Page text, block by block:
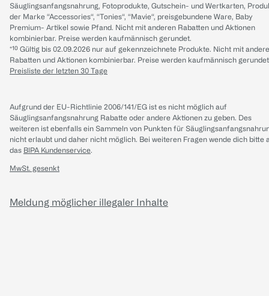
Säuglingsanfangsnahrung, Fotoprodukte, Gutschein- und Wertkarten,
der Marke “Accessories“, “Tonies“, “Mavie“, preisgebundene Ware, Baby
Premium- Artikel sowie Pfand. Nicht mit anderen Rabatten und Aktionen
kombinierbar. Preise werden kaufmännisch gerundet.
*¹⁰ Gültig bis 02.09.2026 nur auf gekennzeichnete Produkte. Nicht mit
Rabatten und Aktionen kombinierbar. Preise werden kaufmännisch
Preisliste der letzten 30 Tage
Aufgrund der EU-Richtlinie 2006/141/EG ist es nicht möglich auf
Säuglingsanfangsnahrung Rabatte oder andere Aktionen zu geben. Des
weiteren ist ebenfalls ein Sammeln von Punkten für
nicht erlaubt und daher nicht möglich. Bei weiteren Fragen wende dich bitte
das BIPA Kundenservice.
MwSt. gesenkt
Meldung möglicher illegaler Inhalte